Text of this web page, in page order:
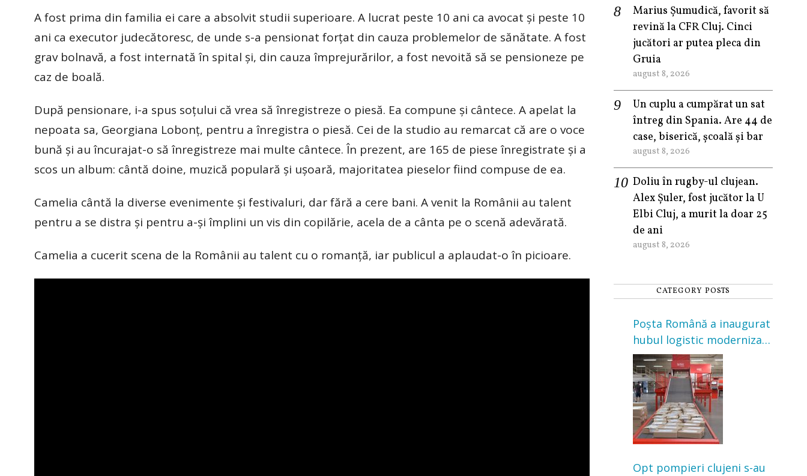
A fost prima din familia ei care a absolvit studii superioare. A lucrat peste 10 ani ca avocat și peste 10
ani ca executor judecătoresc, de unde s-a pensionat forțat din cauza problemelor de sănătate. A fost
grav bolnavă, a fost internată în spital și, din cauza împrejurărilor, a fost nevoită să se pensioneze pe
caz de boală.
După pensionare, i-a spus soțului că vrea să înregistreze o piesă. Ea compune și cântece. A apelat la
nepoata sa, Georgiana Lobonț, pentru a înregistra o piesă. Cei de la studio au remarcat că are o voce
bună și au încurajat-o să înregistreze mai multe cântece. În prezent, are 165 de piese înregistrate și a
scos un album: cântă doine, muzică populară și ușoară, majoritatea pieselor fiind compuse de ea.
Camelia cântă la diverse evenimente și festivaluri, dar fără a cere bani. A venit la Românii au talent
pentru a se distra și pentru a-și împlini un vis din copilărie, acela de a cânta pe o scenă adevărată.
Camelia a cucerit scena de la Românii au talent cu o romanță, iar publicul a aplaudat-o în picioare.
Marius Șumudică, favorit să
revină la CFR Cluj. Cinci
jucători ar putea pleca din
Gruia
august 8, 2026
Un cuplu a cumpărat un sat
întreg din Spania. Are 44 de
case, biserică, școală și bar
august 8, 2026
Doliu în rugby-ul clujean.
Alex Șuler, fost jucător la U
Elbi Cluj, a murit la doar 25
de ani
august 8, 2026
CATEGORY POSTS
Poșta Română a inaugurat
hubul logistic modernizat
din Cluj-Napoca. Investiție
de 3 milioane de euro
Opt pompieri clujeni s-au